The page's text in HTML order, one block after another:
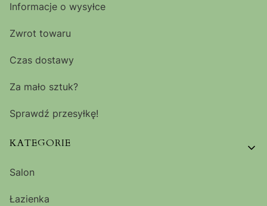
Informacje o wysyłce
Zwrot towaru
Czas dostawy
Za mało sztuk?
Sprawdź przesyłkę!
KATEGORIE
Salon
Łazienka